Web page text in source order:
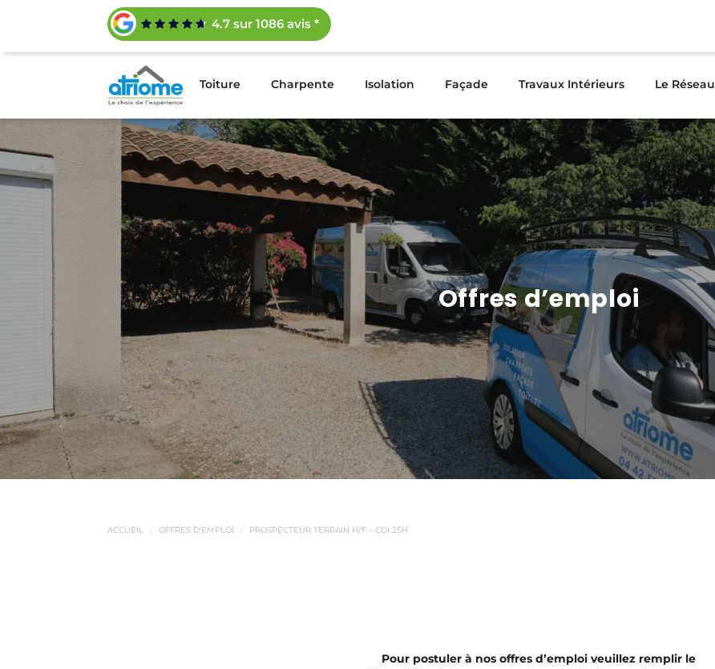
4.7 sur 1086 avis *
Toiture Charpente Isolation Façade Travaux Intérieurs Le Réseau
Offres d’emploi
ACCUEIL OFFRES D'EMPLOI PROSPECTEUR TERRAIN H/F – CDI 25H
Pour postuler à nos offres d’emploi veuillez remplir le